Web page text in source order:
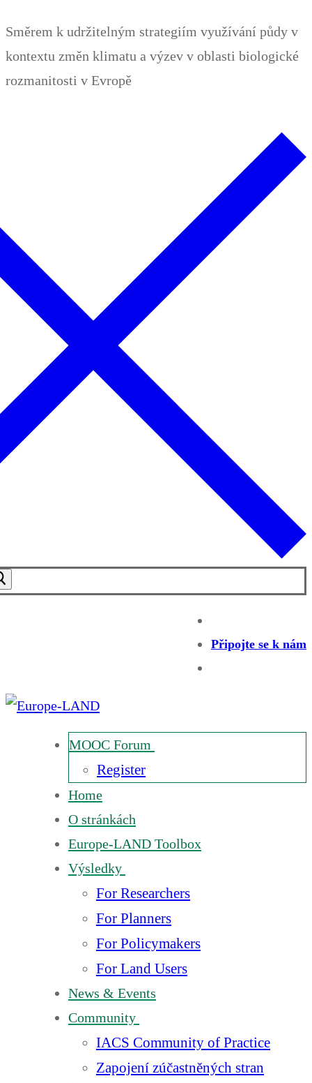
Inhalt
springen
Směrem k udržitelným strategiím využívání půdy v
kontextu změn klimatu a výzev v oblasti biologické
rozmanitosti v Evropě
Připojte se k nám
MOOC Forum
Register
Home
O stránkách
Europe-LAND Toolbox
Výsledky
For Researchers
For Planners
For Policymakers
For Land Users
News & Events
Community
IACS Community of Practice
Zapojení zúčastněných stran